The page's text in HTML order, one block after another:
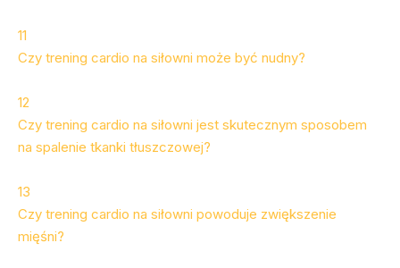
11
Czy trening cardio na siłowni może być nudny?
12
Czy trening cardio na siłowni jest skutecznym sposobem
na spalenie tkanki tłuszczowej?
13
Czy trening cardio na siłowni powoduje zwiększenie
mięśni?